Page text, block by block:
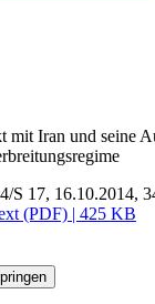
mit Iran und seine
S 17, 16.10.2014,
(PDF) | 425 KB